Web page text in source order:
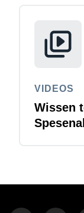
VIDEOS
Wissen